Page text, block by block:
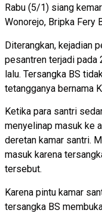
Rabu (5/1) siang
Wonorejo, Bripka Fery
Diterangkan, kejadian
pesantren terjadi pada
lalu. Tersangka BS
tetangganya bernama
Ketika para santri
menyelinap masuk ke
deretan kamar santri.
masuk karena
tersebut.
Karena pintu kamar
tersangka BS